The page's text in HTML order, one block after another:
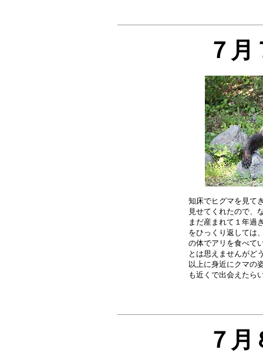
７
知床でヒグマを見て
見せてくれたので、
まだ産まれて１年過
をひっくり返しては
の体でアリを食べて
とは思えませんがど
以上に身近にクマの
７